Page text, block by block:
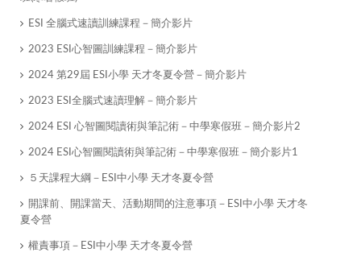
ESI 全腦式速讀訓練課程－簡介影片
2023 ESI心智圖訓練課程－簡介影片
2024 第29屆 ESI小學 天才冬夏令營－簡介影片
2023 ESI全腦式速讀理解－簡介影片
2024 ESI 心智圖閱讀術與筆記術－中學寒假班－簡介影片2
2024 ESI心智圖閱讀術與筆記術－中學寒假班－簡介影片1
５天課程大綱－ESI中小學 天才冬夏令營
開課前、開課當天、活動期間的注意事項－ESI中小學 天才冬
夏令營
權責事項－ESI中小學 天才冬夏令營